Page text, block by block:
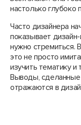
настолько глубоко
Часто дизайнера
показывает
нужно стремиться.
это не просто
изучить тематику и
Выводы, сделанные
отражаются в